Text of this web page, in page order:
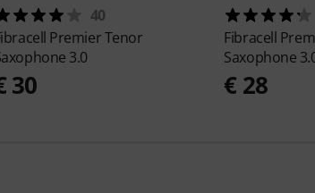
40
Premier Tenor
3.0
30
Fibracell
Saxophone
€ 28